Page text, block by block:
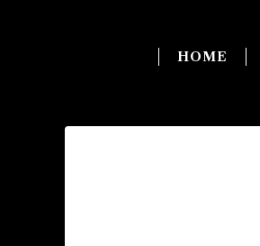
HOME